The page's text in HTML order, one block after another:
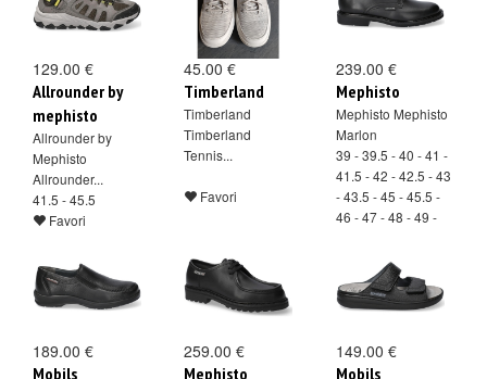
129.00 €
Allrounder by
mephisto
Allrounder by
Mephisto
Allrounder...
41.5 - 45.5
Favori
45.00 €
Timberland
Timberland
Timberland
Tennis...
Favori
239.00 €
Mephisto
Mephisto Mephisto
Marlon
39 - 39.5 - 40 - 41 -
41.5 - 42 - 42.5 - 43
- 43.5 - 45 - 45.5 -
46 - 47 - 48 - 49 -
189.00 €
Mobils
259.00 €
Mephisto
149.00 €
Mobils